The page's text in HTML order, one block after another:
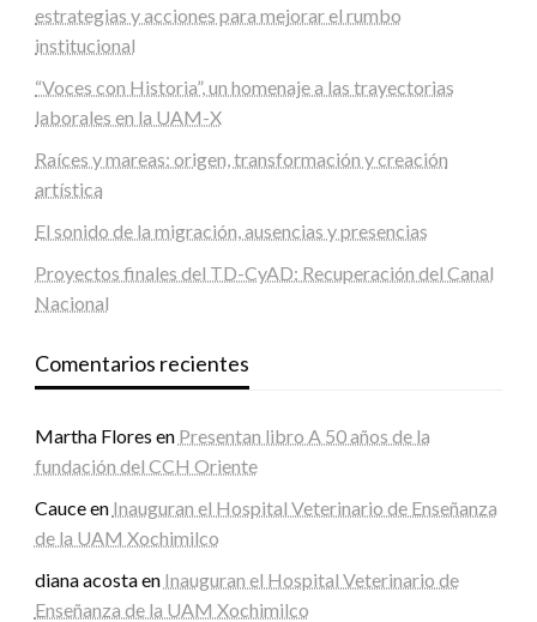
estrategias y acciones para mejorar el rumbo
institucional
“Voces con Historia”, un homenaje a las trayectorias
laborales en la UAM-X
Raíces y mareas: origen, transformación y creación
artística
El sonido de la migración, ausencias y presencias
Proyectos finales del TD-CyAD: Recuperación del Canal
Nacional
Comentarios recientes
Martha Flores en Presentan libro A 50 años de la
fundación del CCH Oriente
Cauceen Inauguran el Hospital Veterinario de Enseñanza
de la UAM Xochimilco
diana acostaen Inauguran el Hospital Veterinario de
Enseñanza de la UAM Xochimilco